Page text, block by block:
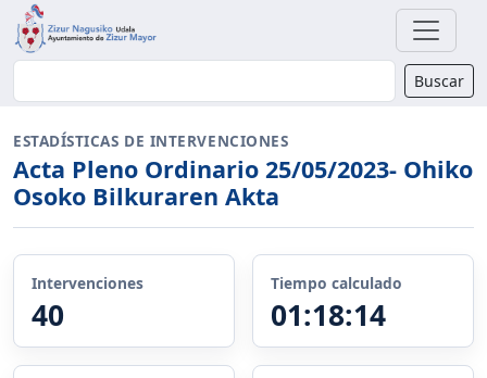
Buscador Buscar
ESTADÍSTICAS DE INTERVENCIONES
Acta Pleno Ordinario 25/05/2023- Ohiko
Osoko Bilkuraren Akta
Intervenciones
40
Tiempo calculado
01:18:14